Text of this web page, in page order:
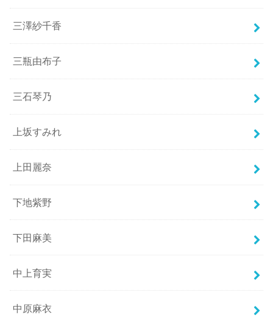
三澤紗千香
三瓶由布子
三石琴乃
上坂すみれ
上田麗奈
下地紫野
下田麻美
中上育実
中原麻衣